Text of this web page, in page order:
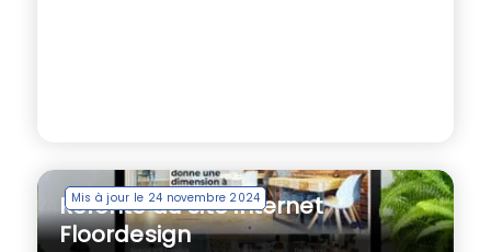
Mis à jour le 24 novembre 2024
Refonte du site internet
Floordesign